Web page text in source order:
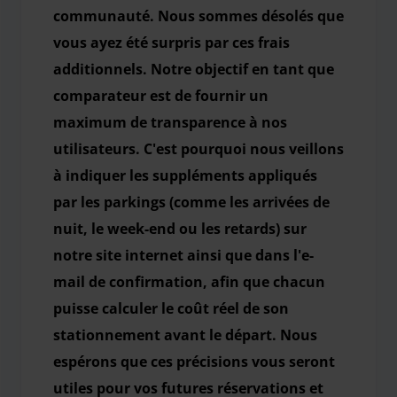
communauté. Nous sommes désolés que
vous ayez été surpris par ces frais
additionnels. Notre objectif en tant que
comparateur est de fournir un
maximum de transparence à nos
utilisateurs. C'est pourquoi nous veillons
à indiquer les suppléments appliqués
par les parkings (comme les arrivées de
nuit, le week-end ou les retards) sur
notre site internet ainsi que dans l'e-
mail de confirmation, afin que chacun
puisse calculer le coût réel de son
stationnement avant le départ. Nous
espérons que ces précisions vous seront
utiles pour vos futures réservations et